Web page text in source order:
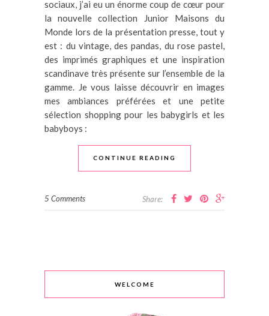
sociaux, j’ai eu un énorme coup de cœur pour
la nouvelle collection Junior Maisons du
Monde lors de la présentation presse, tout y
est : du vintage, des pandas, du rose pastel,
des imprimés graphiques et une inspiration
scandinave très présente sur l’ensemble de la
gamme. Je vous laisse découvrir en images
mes ambiances préférées et une petite
sélection shopping pour les babygirls et les
babyboys :
CONTINUE READING
5 Comments Share:
WELCOME